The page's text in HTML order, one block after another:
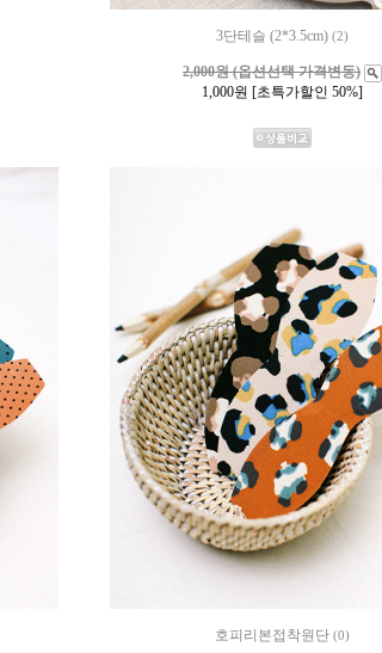
3단테슬 (2*3.5cm) (2)
2,000원 (옵션선택 가격변동)
1,000원 [초특가할인 50%]
호피리본접착원단 (0)